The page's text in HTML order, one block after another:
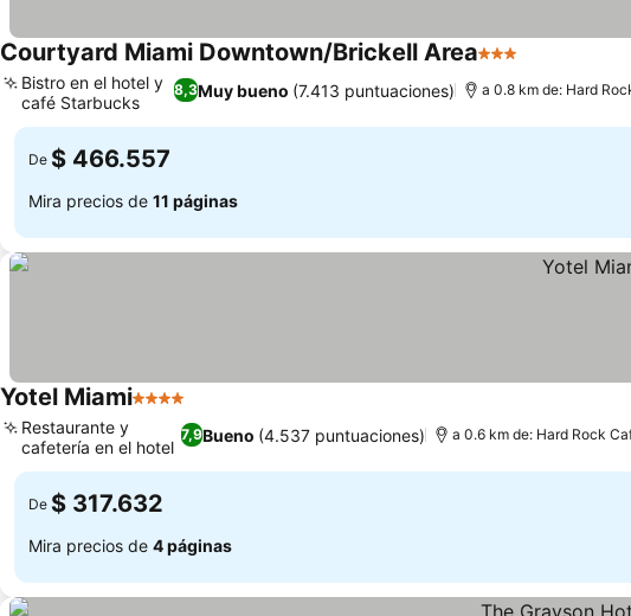
Courtyard Miami Downtown/Brickell Area3 Estrellas
8,3Muy bueno (7.413 puntuaciones)
Bistro en el hotel y
café Starbucks
a 0.8 km de: Hard
De $ 466.557
Mira precios de 11 páginas
Yotel Miami4 Estrellas
7,9Bueno (4.537 puntuaciones)
Restaurante y
cafetería en el hotel
a 0.6 km de: Hard Rock
De $ 317.632
Mira precios de 4 páginas